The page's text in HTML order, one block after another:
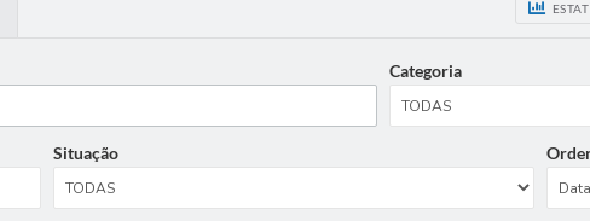
Categoria
Situação